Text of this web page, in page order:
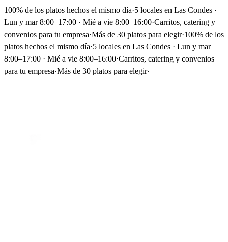
100% de los platos hechos el mismo día·5 locales en Las Condes ·
Lun y mar 8:00–17:00 · Mié a vie 8:00–16:00·Carritos, catering y
convenios para tu empresa·Más de 30 platos para elegir·100% de los
platos hechos el mismo día·5 locales en Las Condes · Lun y mar
8:00–17:00 · Mié a vie 8:00–16:00·Carritos, catering y convenios
para tu empresa·Más de 30 platos para elegir·